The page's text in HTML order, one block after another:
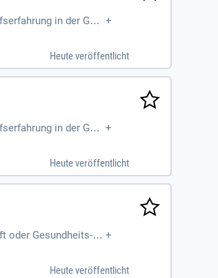
in der Ges +
Heute veröffentlicht
in der Ges +
Heute veröffentlicht
oder Gesundheits- u +
Heute veröffentlicht